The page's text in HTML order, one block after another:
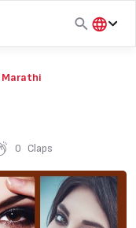
हिंदी
Marathi
0 Claps